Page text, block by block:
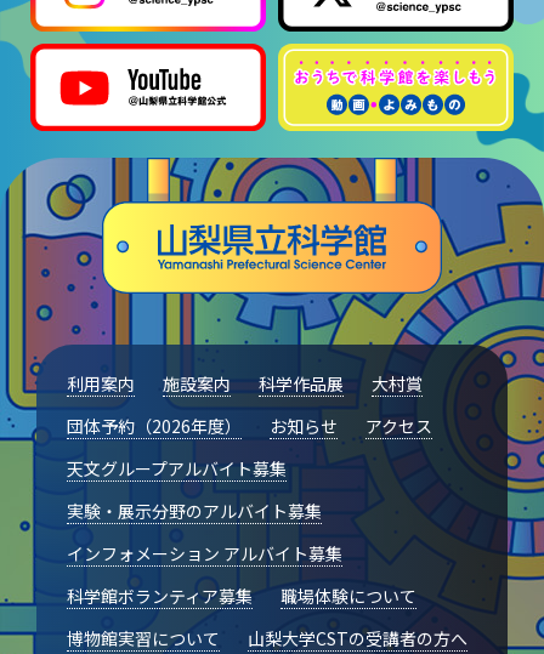
利用案内 施設案内 科学作品展
大村賞
団体予約（2026年度）
お知らせ
アクセス
天文グループアルバイト募集
実験・展示分野のアルバイト募集
インフォメーション アルバイト募集
科学館ボランティア募集
職場体験について
博物館実習について
山梨大学CSTの受講者の方へ